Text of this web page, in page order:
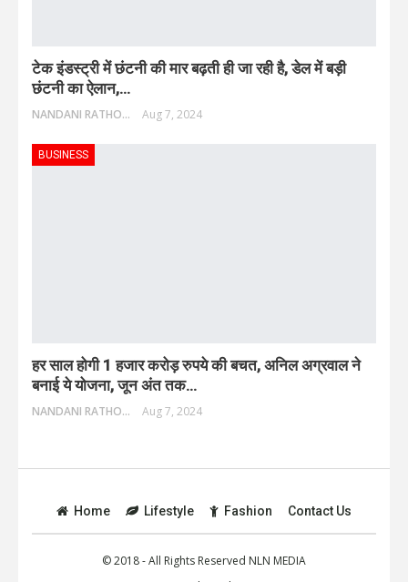
टेक इंडस्ट्री में छंटनी की मार बढ़ती ही जा रही है, डेल में बड़ी
छंटनी का ऐलान,…
NANDANI RATHORE Aug 7, 2024
BUSINESS
हर साल होगी 1 हजार करोड़ रुपये की बचत, अनिल अग्रवाल ने
बनाई ये योजना, जून अंत तक…
NANDANI RATHORE Aug 7, 2024
Home Lifestyle Fashion Contact Us
© 2018 - All Rights Reserved NLN MEDIA